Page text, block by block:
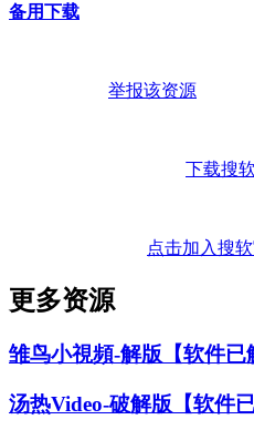
备用下载
举报该资源
下载搜
点击加入搜
更多资源
雏鸟小視頻-解版【软件
汤热Video-破解版【软件